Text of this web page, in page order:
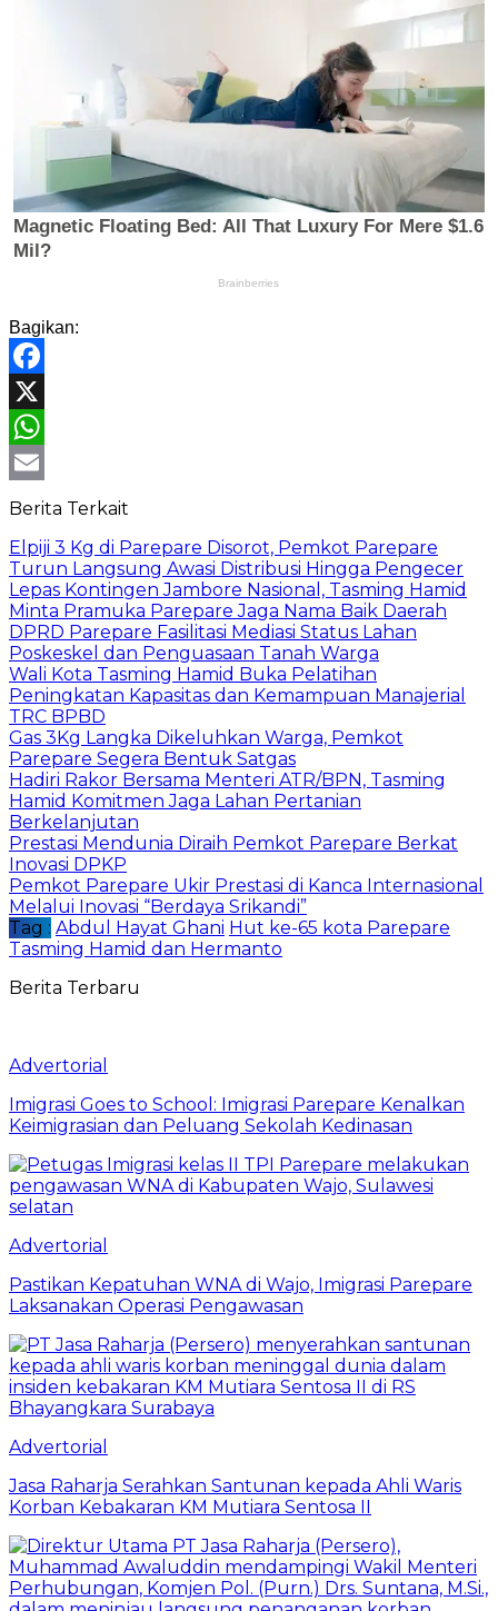
Bagikan:
Facebook
X
WhatsApp
Email
Berita Terkait
Elpiji 3 Kg di Parepare Disorot, Pemkot Parepare
Turun Langsung Awasi Distribusi Hingga Pengecer
Lepas Kontingen Jambore Nasional, Tasming Hamid
Minta Pramuka Parepare Jaga Nama Baik Daerah
DPRD Parepare Fasilitasi Mediasi Status Lahan
Poskeskel dan Penguasaan Tanah Warga
Wali Kota Tasming Hamid Buka Pelatihan
Peningkatan Kapasitas dan Kemampuan Manajerial
TRC BPBD
Gas 3Kg Langka Dikeluhkan Warga, Pemkot
Parepare Segera Bentuk Satgas
Hadiri Rakor Bersama Menteri ATR/BPN, Tasming
Hamid Komitmen Jaga Lahan Pertanian
Berkelanjutan
Prestasi Mendunia Diraih Pemkot Parepare Berkat
Inovasi DPKP
Pemkot Parepare Ukir Prestasi di Kanca Internasional
Melalui Inovasi “Berdaya Srikandi”
Tag : Abdul Hayat Ghani Hut ke-65 kota Parepare
Tasming Hamid dan Hermanto
Berita Terbaru
Advertorial
Imigrasi Goes to School: Imigrasi Parepare Kenalkan
Keimigrasian dan Peluang Sekolah Kedinasan
Advertorial
Pastikan Kepatuhan WNA di Wajo, Imigrasi Parepare
Laksanakan Operasi Pengawasan
Advertorial
Jasa Raharja Serahkan Santunan kepada Ahli Waris
Korban Kebakaran KM Mutiara Sentosa II